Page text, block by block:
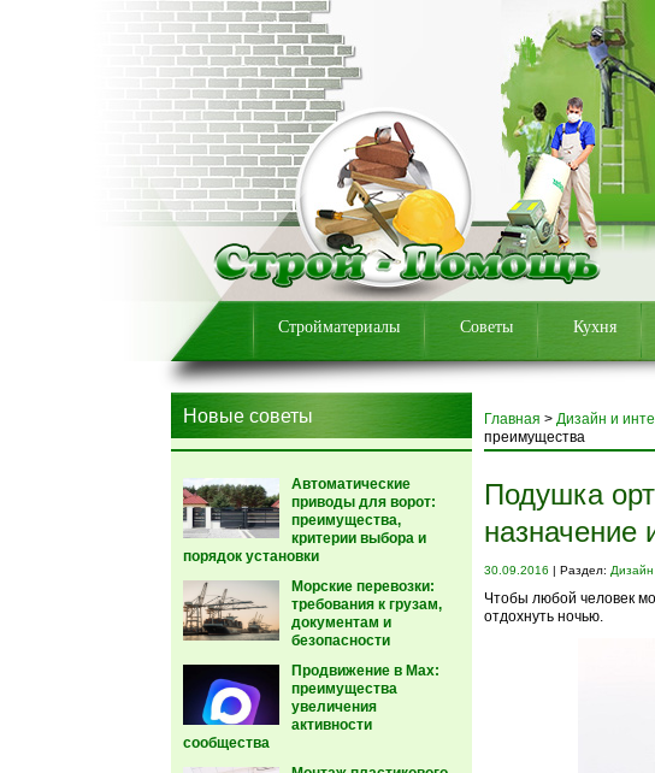
Стройматериалы Советы Кухня
Новые советы
Автоматические
приводы для ворот:
преимущества,
критерии выбора и
порядок установки
Морские перевозки:
требования к грузам,
документам и
безопасности
Продвижение в Max:
преимущества
увеличения
активности
сообщества
Главная > Дизайн и
преимущества
Подушка
назначение
30.09.2016 | Раздел:
Чтобы любой человек
отдохнуть ночью.